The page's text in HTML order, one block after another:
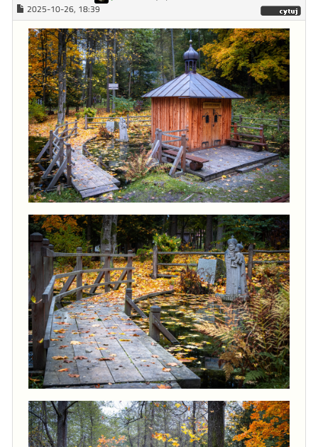
2025-10-26, 18:39